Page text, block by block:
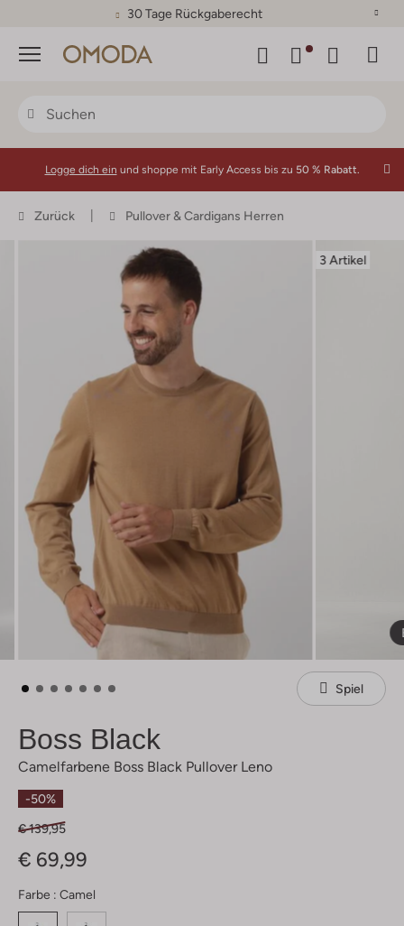
30 Tage Rückgaberecht
Menü
Logge dich ein und shoppe mit Early Access bis zu 50 % Rabatt.
Zurück Pullover & Cardigans Herren
3 Artikel
Spiel
Boss Black
Camelfarbene Boss Black Pullover Leno
-50%
€ 139,95
€ 69,99
Farbe : Camel